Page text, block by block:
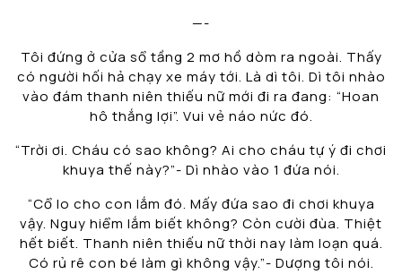
—-
Tôi đứng ở cửa sổ tầng 2 mơ hồ dòm ra ngoài. Thấy
có người hối hả chạy xe máy tới. Là dì tôi. Dì tôi nhào
vào đám thanh niên thiếu nữ mới đi ra đang: “Hoan
hô thắng lợi”. Vui vẻ náo nức đó.
“Trời ơi. Cháu có sao không? Ai cho cháu tự ý đi chơi
khuya thế này?”- Dì nhào vào 1 đứa nói.
“Cổ lo cho con lắm đó. Mấy đứa sao đi chơi khuya
vậy. Nguy hiểm lắm biết không? Còn cười đùa. Thiệt
hết biết. Thanh niên thiếu nữ thời nay làm loạn quá.
Có rủ rê con bé làm gì không vậy.”- Dượng tôi nói.